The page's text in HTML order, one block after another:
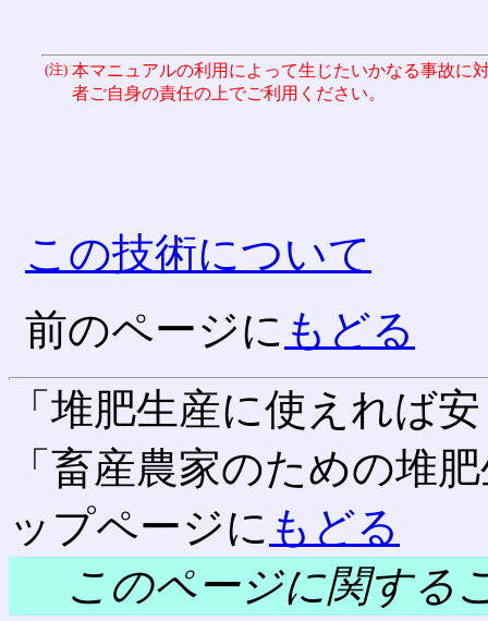
(注) 本マニュアルの利用によって生じたいかなる事故に
者ご自身の責任の上でご利用ください。
この技術について
前のページに もどる
「堆肥生産に使えれば
「畜産農家のための堆
ップページに もどる
このページに関する